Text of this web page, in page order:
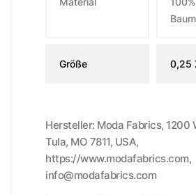
Größe 0,25
Hersteller: Moda Fabrics, 1200
Tula, MO 7811, USA,
https://www.modafabrics.com,
info@modafabrics.com